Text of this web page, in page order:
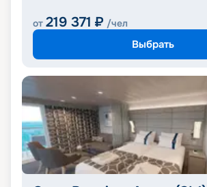
от 219 371 ₽ /чел
Выбрать